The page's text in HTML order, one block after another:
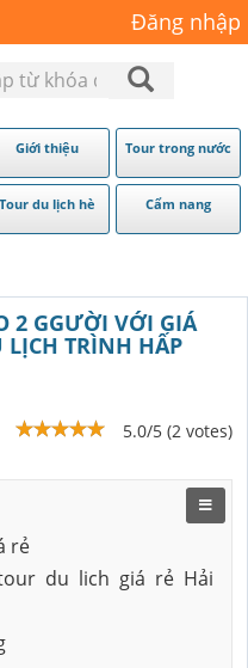
Đăng nhập
Giới thiệu Tour trong nước
Tour du lịch hè Cẩm nang
2 GGƯỜI VỚI GIÁ
TRÌNH HẤP
5.0/5 (2 votes)
rẻ
du lich giá rẻ Hải